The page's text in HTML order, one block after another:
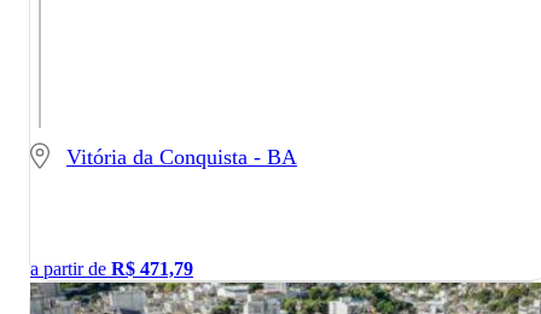
Vitória da Conquista - BA
a partir de R$ 471,79